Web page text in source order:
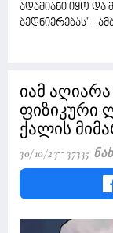
ადამიანი იყო და
ბედნიერებას" -
იამ
ფიზიკური
ქალის
30/10/23 37335